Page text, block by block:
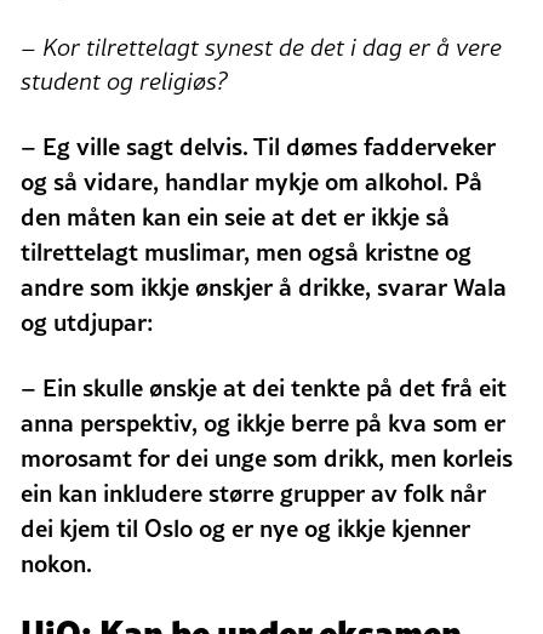
– Kor tilrettelagt synest de det i dag er å vere
student og religiøs?
– Eg ville sagt delvis. Til dømes fadderveker
og så vidare, handlar mykje om alkohol. På
den måten kan ein seie at det er ikkje så
tilrettelagt muslimar, men også kristne og
andre som ikkje ønskjer å drikke, svarar Wala
og utdjupar:
– Ein skulle ønskje at dei tenkte på det frå eit
anna perspektiv, og ikkje berre på kva som er
morosamt for dei unge som drikk, men korleis
ein kan inkludere større grupper av folk når
dei kjem til Oslo og er nye og ikkje kjenner
nokon.